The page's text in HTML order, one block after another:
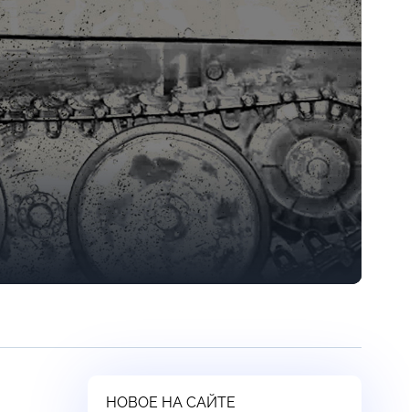
НОВОЕ НА САЙТЕ